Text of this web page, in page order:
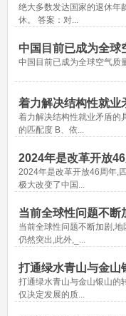
绝大多数发达国家的退休年
休。 答案：对...
中国目前已成为全球
中国目前已成为全球空气质
着力解决结构性就业
着力解决结构性就业矛盾的
的匹配度 B、依...
2024年是改革开放
2024年是改革开放46周年,
极大改变了中国...
当前全球性问题不断
当前全球性问题不断加剧,
仍然突出,此外,_...
打通绿水青山与金山
打通绿水青山与金山银山的
仅决定发展的质...